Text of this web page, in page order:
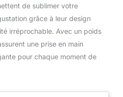
de sublimer votre
grâce à leur design
irréprochable. Avec un poids
une prise en main
pour chaque moment de